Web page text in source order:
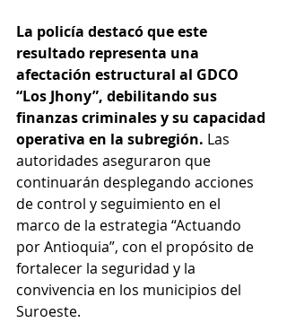
La policía destacó que este
resultado representa una
afectación estructural al GDCO
“Los Jhony”, debilitando sus
finanzas criminales y su capacidad
operativa en la subregión. Las
autoridades aseguraron que
continuarán desplegando acciones
de control y seguimiento en el
marco de la estrategia “Actuando
por Antioquia”, con el propósito de
fortalecer la seguridad y la
convivencia en los municipios del
Suroeste.